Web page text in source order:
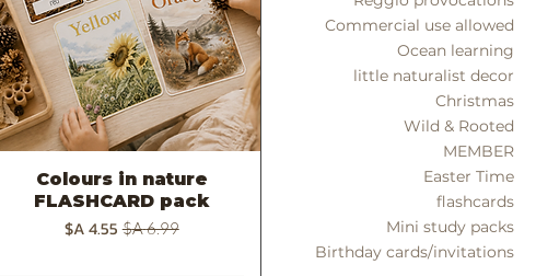
Commercial use allowed
Ocean learning
little naturalist decor
Christmas
Wild & Rooted
MEMBER
Easter Time
flashcards
Mini study packs
Birthday cards/invitations
תצוגה מהירה
Colours in nature
FLASHCARD pack
מחיר רגיל‏6.99 ‏A$ מחיר מבצע